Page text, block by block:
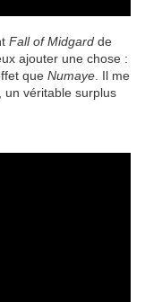
Fall of Midgard de
ajouter une chose :
que Numaye . Il me
un véritable surplus